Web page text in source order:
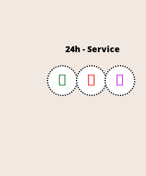
24h - Service